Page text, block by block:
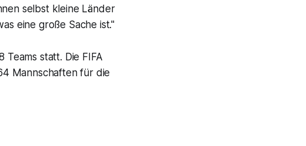
selbst kleine Länder
eine große Sache ist."
statt. Die FIFA
Mannschaften für die